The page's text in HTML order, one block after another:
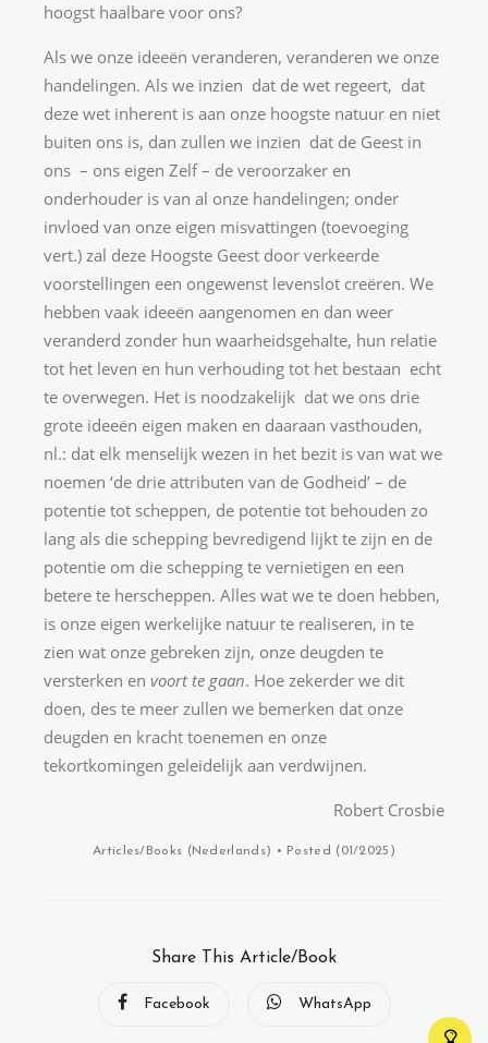
hoogst haalbare voor ons?
Als we onze ideeën veranderen, veranderen we onze
handelingen. Als we inzien dat de wet regeert, dat
deze wet inherent is aan onze hoogste natuur en niet
buiten ons is, dan zullen we inzien dat de Geest in
ons – ons eigen Zelf – de veroorzaker en
onderhouder is van al onze handelingen; onder
invloed van onze eigen misvattingen (toevoeging
vert.) zal deze Hoogste Geest door verkeerde
voorstellingen een ongewenst levenslot creëren. We
hebben vaak ideeën aangenomen en dan weer
veranderd zonder hun waarheidsgehalte, hun relatie
tot het leven en hun verhouding tot het bestaan echt
te overwegen. Het is noodzakelijk dat we ons drie
grote ideeën eigen maken en daaraan vasthouden,
nl.: dat elk menselijk wezen in het bezit is van wat we
noemen ‘de drie attributen van de Godheid’ – de
potentie tot scheppen, de potentie tot behouden zo
lang als die schepping bevredigend lijkt te zijn en de
potentie om die schepping te vernietigen en een
betere te herscheppen. Alles wat we te doen hebben,
is onze eigen werkelijke natuur te realiseren, in te
zien wat onze gebreken zijn, onze deugden te
versterken en voort te gaan. Hoe zekerder we dit
doen, des te meer zullen we bemerken dat onze
deugden en kracht toenemen en onze
tekortkomingen geleidelijk aan verdwijnen.
Robert Crosbie
Articles/Books (Nederlands) • Posted (01/2025)
Share This Article/Book
Facebook WhatsApp